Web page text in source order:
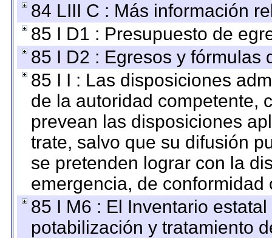
84 LIII C : Más información
85 I D1 : Presupuesto de
85 I D2 : Egresos y fórmulas
85 I I : Las disposiciones
de la autoridad competente,
prevean las disposiciones
trate, salvo que su difusión
se pretenden lograr con la
emergencia, de
85 I M6 : El Inventario
potabilización y tratamiento